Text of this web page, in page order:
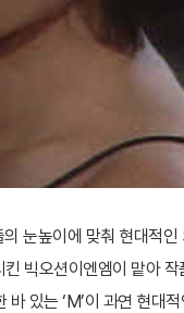
눈높이에 맞춰 현대적
킨 빅오션이엔엠이 맡아
있는 ‘M’이 과연 현대